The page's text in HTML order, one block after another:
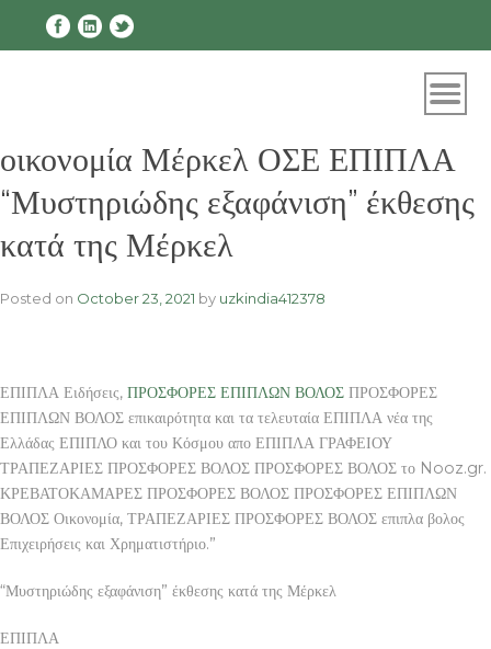
οικονομία Μέρκελ ΟΣΕ ΕΠΙΠΛΑ
“Μυστηριώδης εξαφάνιση” έκθεσης
κατά της Μέρκελ
Posted on October 23, 2021 by uzkindia412378
ΕΠΙΠΛΑ Ειδήσεις, ΠΡΟΣΦΟΡΕΣ ΕΠΙΠΛΩΝ ΒΟΛΟΣ ΠΡΟΣΦΟΡΕΣ
ΕΠΙΠΛΩΝ ΒΟΛΟΣ επικαιρότητα και τα τελευταία ΕΠΙΠΛΑ νέα της
Ελλάδας ΕΠΙΠΛΟ και του Κόσμου απο ΕΠΙΠΛΑ ΓΡΑΦΕΙΟΥ
ΤΡΑΠΕΖΑΡΙΕΣ ΠΡΟΣΦΟΡΕΣ ΒΟΛΟΣ ΠΡΟΣΦΟΡΕΣ ΒΟΛΟΣ το Nooz.gr.
ΚΡΕΒΑΤΟΚΑΜΑΡΕΣ ΠΡΟΣΦΟΡΕΣ ΒΟΛΟΣ ΠΡΟΣΦΟΡΕΣ ΕΠΙΠΛΩΝ
ΒΟΛΟΣ Οικονομία, ΤΡΑΠΕΖΑΡΙΕΣ ΠΡΟΣΦΟΡΕΣ ΒΟΛΟΣ επιπλα βολος
Επιχειρήσεις και Χρηματιστήριο.”
“Μυστηριώδης εξαφάνιση” έκθεσης κατά της Μέρκελ
ΕΠΙΠΛΑ